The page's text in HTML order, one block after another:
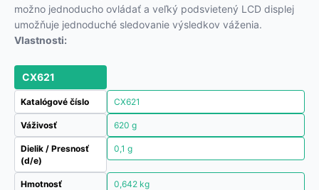
možno jednoducho ovládať a veľký podsvietený LCD displej
umožňuje jednoduché sledovanie výsledkov váženia.
Vlastnosti:
CX621
Katalógové číslo CX621
Váživosť 620 g
Dielik / Presnosť
(d/e)
0,1 g
Hmotnosť 0,642 kg